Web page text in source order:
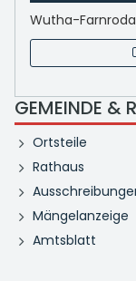
Wutha-
GEMEINDE &
Ortsteile
Rathaus
Mängelanzeige
Amtsblatt